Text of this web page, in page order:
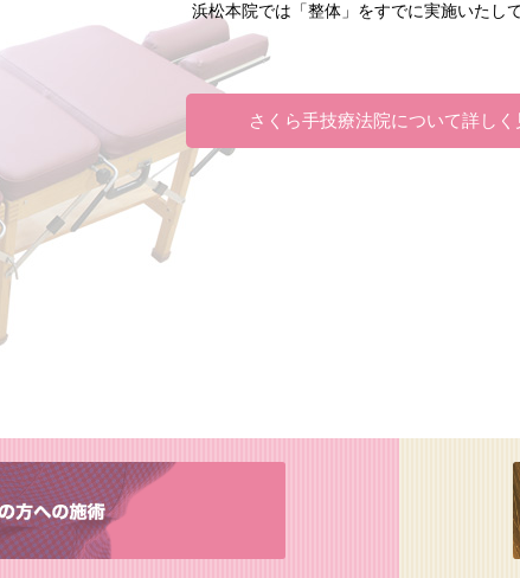
浜松本院では「整体」をすでに実施いたし
さくら手技療法院について詳しく